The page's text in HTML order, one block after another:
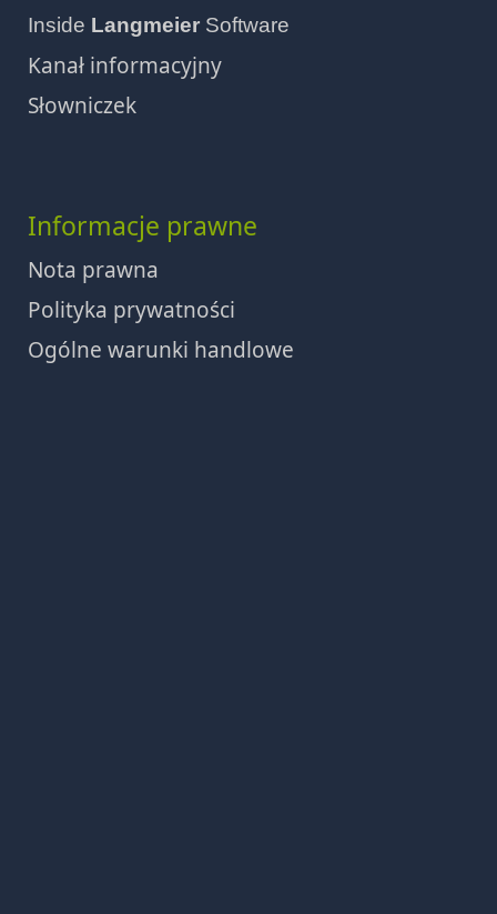
Inside Langmeier Software
Kanał informacyjny
Słowniczek
Informacje prawne
Nota prawna
Polityka prywatności
Ogólne warunki handlowe